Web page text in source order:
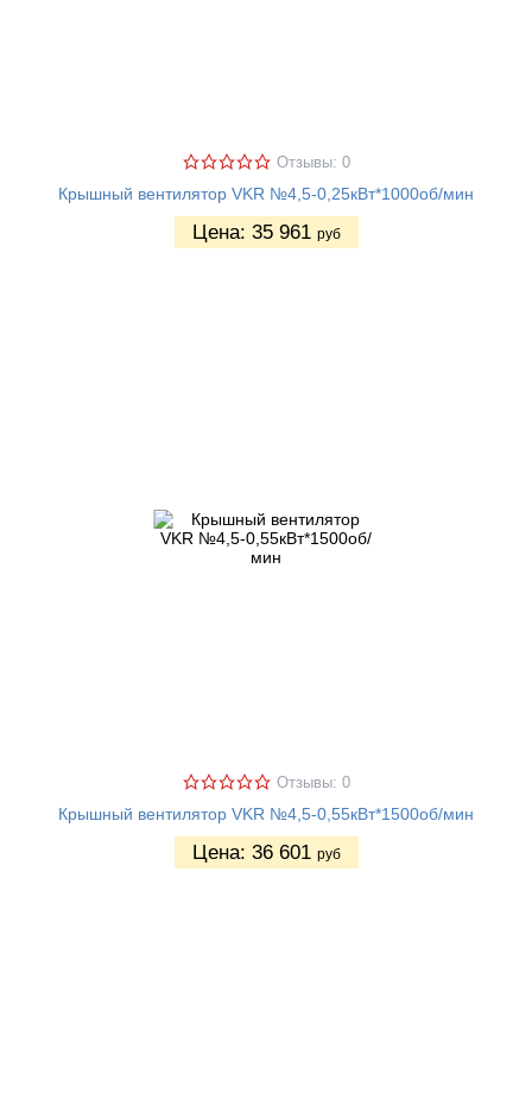
Отзывы: 0
Крышный вентилятор VKR №4,5-0,25кВт*1000об/мин
Цена: 35 961 руб
Отзывы: 0
Крышный вентилятор VKR №4,5-0,55кВт*1500об/мин
Цена: 36 601 руб